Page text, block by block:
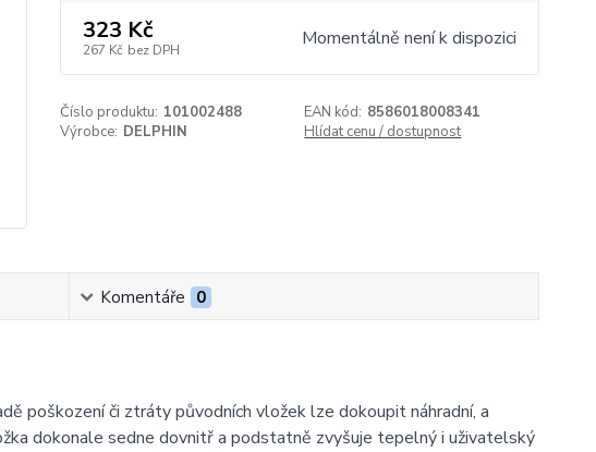
323 Kč
267 Kč bez DPH Momentálně není k dispozici
Číslo produktu: 101002488 EAN kód: 8586018008341
Výrobce: DELPHIN Hlídat cenu / dostupnost
Komentáře 0
poškození či ztráty původních vložek lze dokoupit náhradní, a
dokonale sedne dovnitř a podstatně zvyšuje tepelný i uživatelský